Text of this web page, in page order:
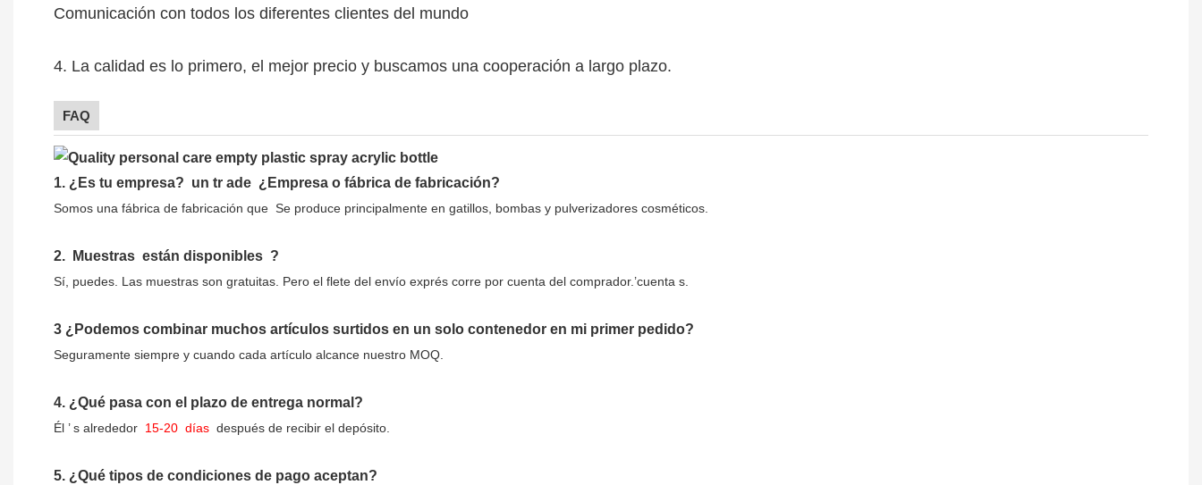
Comunicación con todos los diferentes clientes del mundo
4. La calidad es lo primero, el mejor precio y buscamos una cooperación a largo plazo.
FAQ
1. ¿Es tu empresa? un tr ade ¿Empresa o fábrica de fabricación?
Somos una fábrica de fabricación que Se produce principalmente en gatillos, bombas y pulverizadores cosméticos.
2. Muestras están disponibles ?
Sí, puedes. Las muestras son gratuitas. Pero el flete del envío exprés corre por cuenta del comprador.’cuenta s.
3 ¿Podemos combinar muchos artículos surtidos en un solo contenedor en mi primer pedido?
Seguramente siempre y cuando cada artículo alcance nuestro MOQ.
4. ¿Qué pasa con el plazo de entrega normal?
Él ’s alrededor 15-20 días después de recibir el depósito.
5. ¿Qué tipos de condiciones de pago aceptan?